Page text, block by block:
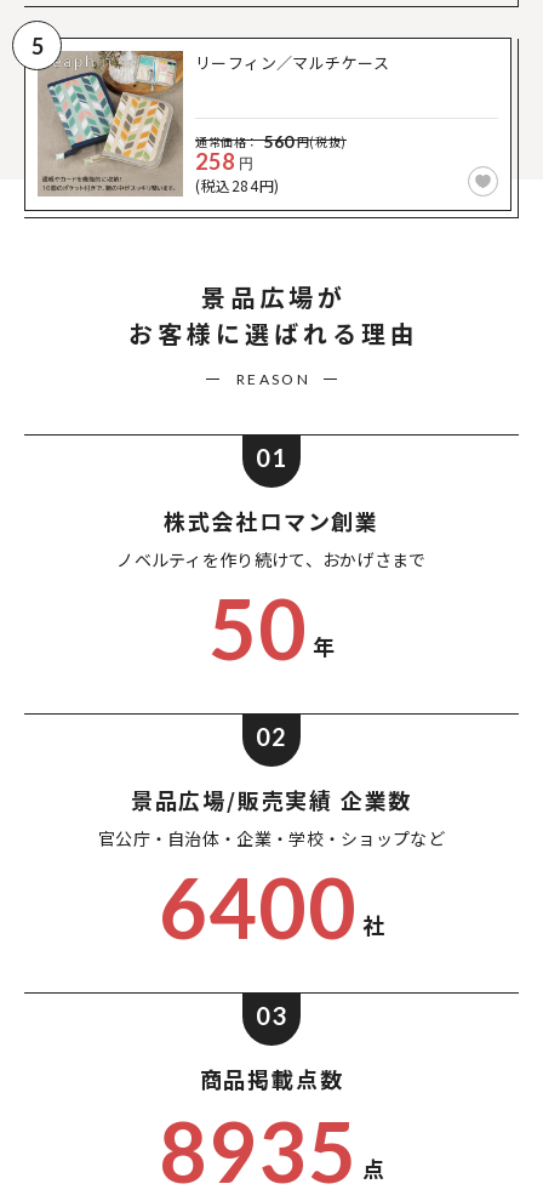
5
リーフィン／マルチケース
通常価格： 560円(税抜)
258 円
(税込284円)
景品広場が
お客様に選ばれる理由
REASON
01
株式会社ロマン創業
ノベルティを作り続けて、 おかげさまで
50 年
02
景品広場/販売実績 企業数
官公庁・自治体・企業・学校・ショップなど
6400 社
03
商品掲載点数
8935 点